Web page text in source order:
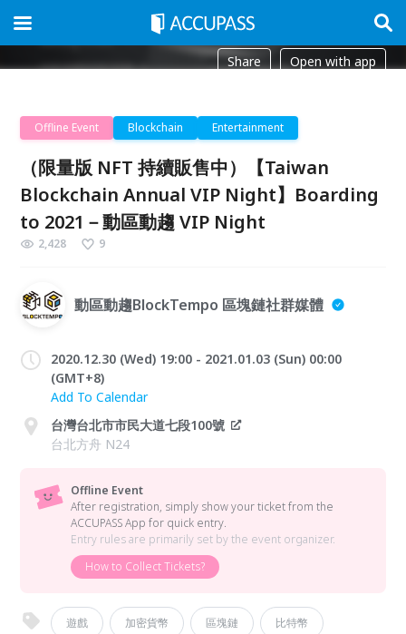
Share Open with app
Offline Event Blockchain Entertainment
（限量版 NFT 持續販售中）【Taiwan
Blockchain Annual VIP Night】Boarding
to 2021－動區動趨 VIP Night
2,428 9
動區動趨BlockTempo 區塊鏈社群媒體
2020.12.30 (Wed) 19:00 - 2021.01.03 (Sun) 00:00
(GMT+8)
Add To Calendar
台灣台北市市民大道七段100號
台北方舟 N24
Offline Event
After registration, simply show your ticket from the
ACCUPASS App for quick entry.
Entry rules are primarily set by the event organizer.
How to Collect Tickets?
遊戲 加密貨幣 區塊鏈 比特幣